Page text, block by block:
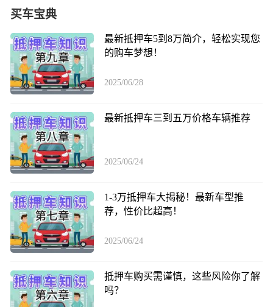
买车宝典
最新抵押车5到8万简介，轻松实现您
的购车梦想！
2025/06/28
最新抵押车三到五万价格车辆推荐
2025/06/24
1-3万抵押车大揭秘！最新车型推
荐，性价比超高！
2025/06/24
抵押车购买需谨慎，这些风险你了解
吗？